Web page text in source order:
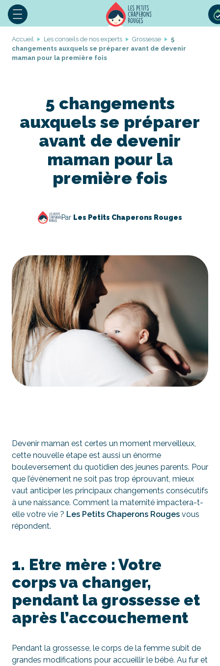
Accueil Les conseils de nos experts Grossesse
5
changements auxquels se préparer avant de devenir
maman pour la première fois
5 changements
auxquels se préparer
avant de devenir
maman pour la
première fois
Par Les Petits Chaperons Rouges
Devenir maman est certes un moment merveilleux,
cette nouvelle étape est aussi un énorme
bouleversement du quotidien des jeunes parents. Pour
que l’évènement ne soit pas trop éprouvant, mieux
vaut anticiper les principaux changements consécutifs
à une naissance. Comment la maternité impactera-t-
elle votre vie ? Les Petits Chaperons Rouges vous
répondent.
1. Etre mère : Votre
corps va changer,
pendant la grossesse et
après l’accouchement
Pendant la grossesse, le corps de la femme subit de
grandes modifications pour accueillir le bébé. Au fur et